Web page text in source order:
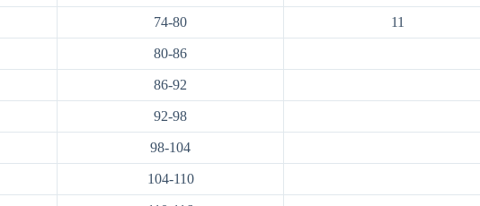
74-80 11
80-86
86-92
92-98
98-104
104-110